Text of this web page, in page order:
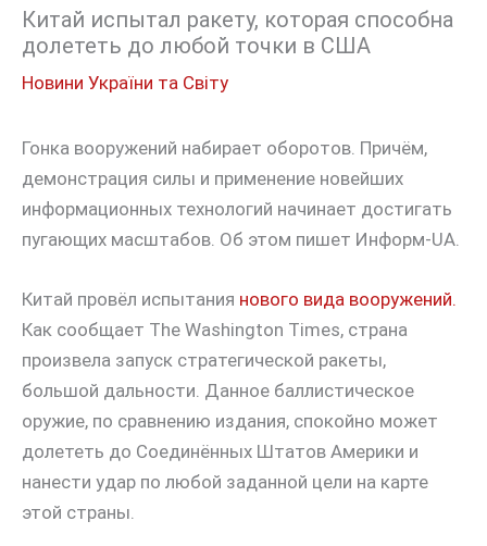
Китай испытал ракету, которая способна
долететь до любой точки в США
Новини України та Світу
Гонка вооружений набирает оборотов. Причём,
демонстрация силы и применение новейших
информационных технологий начинает достигать
пугающих масштабов. Об этом пишет Информ-UA.
Китай провёл испытания нового вида вооружений.
Как сообщает The Washington Times, страна
произвела запуск стратегической ракеты,
большой дальности. Данное баллистическое
оружие, по сравнению издания, спокойно может
долететь до Соединённых Штатов Америки и
нанести удар по любой заданной цели на карте
этой страны.